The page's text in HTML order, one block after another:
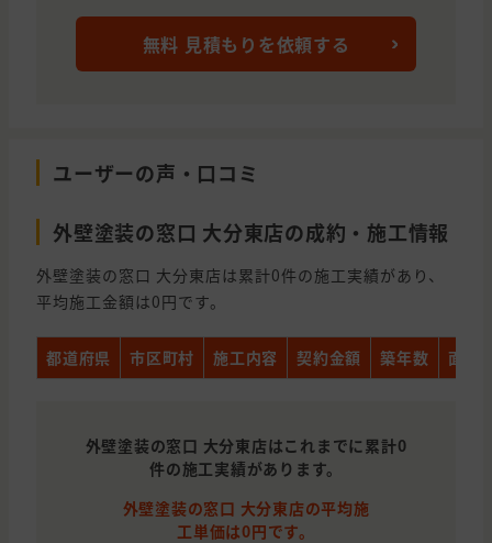
無料 見積もりを依頼する
ユーザーの声・口コミ
外壁塗装の窓口 大分東店の成約・施工情報
外壁塗装の窓口 大分東店は累計0件の施工実績があり、
平均施工金額は0円です。
都道府県 市区町村 施工内容 契約金額 築年数 面積
外壁塗装の窓口 大分東店はこれまでに累計0
件の施工実績があります。
外壁塗装の窓口 大分東店の平均施
工単価は0円です。